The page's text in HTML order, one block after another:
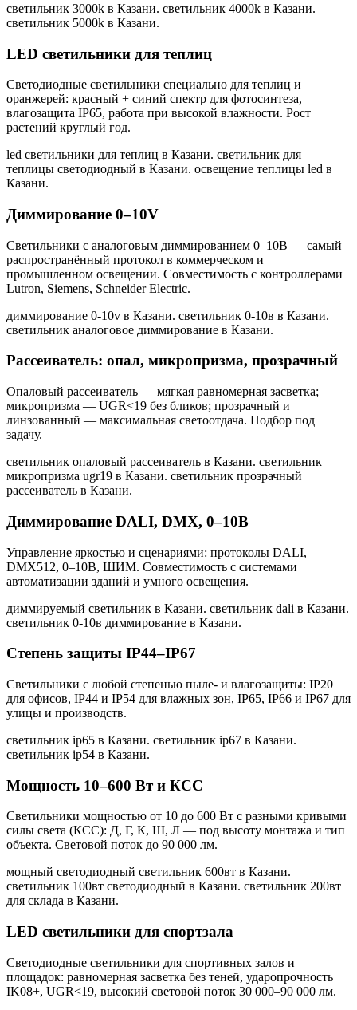
светильник 3000k в Казани. светильник 4000k в Казани.
светильник 5000k в Казани.
LED светильники для теплиц
Светодиодные светильники специально для теплиц и
оранжерей: красный + синий спектр для фотосинтеза,
влагозащита IP65, работа при высокой влажности. Рост
растений круглый год.
led светильники для теплиц в Казани. светильник для
теплицы светодиодный в Казани. освещение теплицы led в
Казани.
Диммирование 0–10V
Светильники с аналоговым диммированием 0–10В — самый
распространённый протокол в коммерческом и
промышленном освещении. Совместимость с контроллерами
Lutron, Siemens, Schneider Electric.
диммирование 0-10v в Казани. светильник 0-10в в Казани.
светильник аналоговое диммирование в Казани.
Рассеиватель: опал, микропризма, прозрачный
Опаловый рассеиватель — мягкая равномерная засветка;
микропризма — UGR<19 без бликов; прозрачный и
линзованный — максимальная светоотдача. Подбор под
задачу.
светильник опаловый рассеиватель в Казани. светильник
микропризма ugr19 в Казани. светильник прозрачный
рассеиватель в Казани.
Диммирование DALI, DMX, 0–10В
Управление яркостью и сценариями: протоколы DALI,
DMX512, 0–10В, ШИМ. Совместимость с системами
автоматизации зданий и умного освещения.
диммируемый светильник в Казани. светильник dali в Казани.
светильник 0-10в диммирование в Казани.
Степень защиты IP44–IP67
Светильники с любой степенью пыле- и влагозащиты: IP20
для офисов, IP44 и IP54 для влажных зон, IP65, IP66 и IP67 для
улицы и производств.
светильник ip65 в Казани. светильник ip67 в Казани.
светильник ip54 в Казани.
Мощность 10–600 Вт и КСС
Светильники мощностью от 10 до 600 Вт с разными кривыми
силы света (КСС): Д, Г, К, Ш, Л — под высоту монтажа и тип
объекта. Световой поток до 90 000 лм.
мощный светодиодный светильник 600вт в Казани.
светильник 100вт светодиодный в Казани. светильник 200вт
для склада в Казани.
LED светильники для спортзала
Светодиодные светильники для спортивных залов и
площадок: равномерная засветка без теней, ударопрочность
IK08+, UGR<19, высокий световой поток 30 000–90 000 лм.